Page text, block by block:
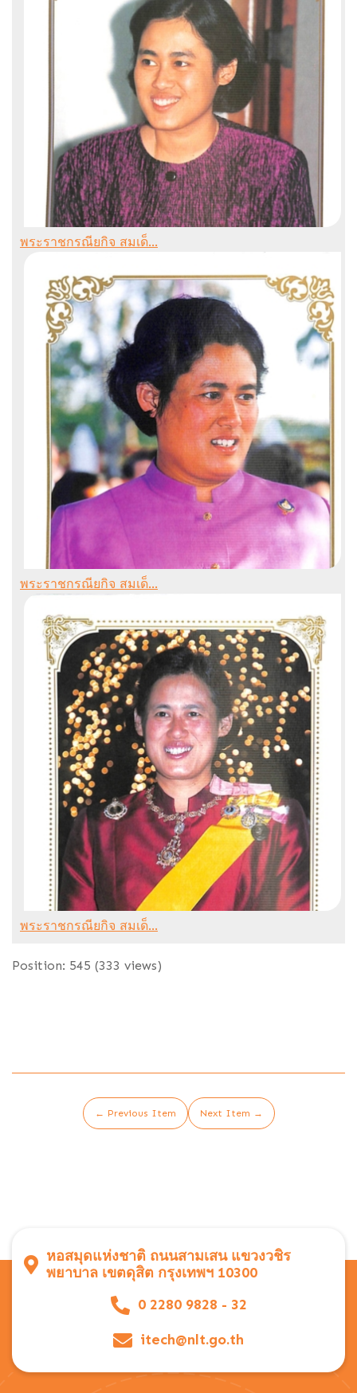
พระราชกรณียกิจ สมเด็...
พระราชกรณียกิจ สมเด็...
พระราชกรณียกิจ สมเด็...
Position: 545 (333 views)
← Previous Item Next Item →
หอสมุดแห่งชาติ ถนนสามเสน แขวงวชิร
พยาบาล เขตดุสิต กรุงเทพฯ 10300
0 2280 9828 - 32
itech@nlt.go.th